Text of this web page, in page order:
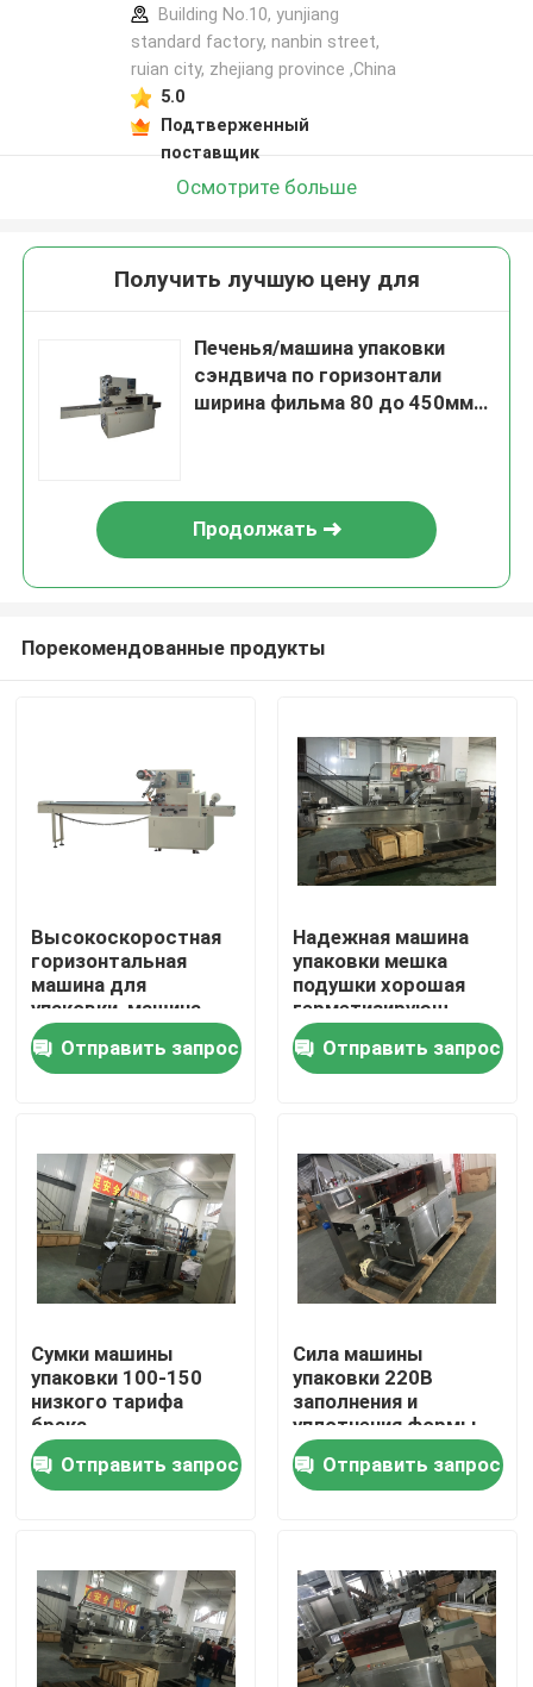
Дом
Продукты
Путешествие фабрики
Проверка качества
Свяжитесь мы
Спросите цитату
автоматическая машина упаковки еды
машина упаковки оборудования
Building No.10, yunjiang
standard factory, nanbin street,
ruian city, zhejiang province ,China
5.0
Подтверженный
поставщик
Осмотрите больше
Получить лучшую цену для
Печенья/машина упаковки
сэндвича по горизонтали
ширина фильма 80 до 450мм
Продолжать
Порекомендованные продукты
Высокоскоростная
горизонтальная
машина для
упаковки, машина
части
горизонтальная ФФС
мотоцикла
Отправить запрос
Надежная машина
упаковки мешка
подушки хорошая
герметизирующ
тариф брака
представления
низкий
Отправить запрос
Сумки машины
упаковки 100-150
низкого тарифа
брака
горизонтальные/
минимальная
скорость упаковки
Отправить запрос
Сила машины
упаковки 220В
заполнения и
уплотнения формы
легкой деятельности
горизонтальная
2.4кв
Отправить запрос